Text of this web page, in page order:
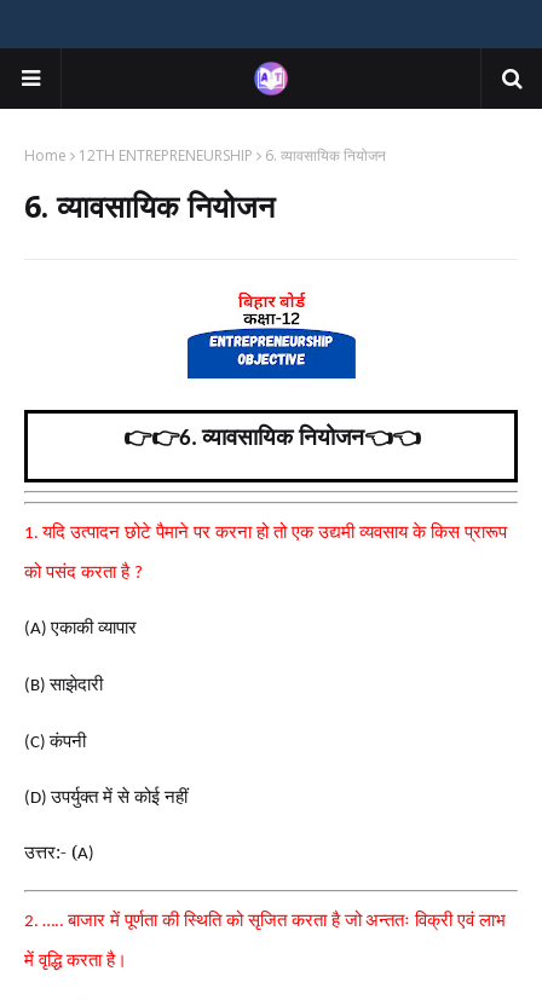
Home 12TH ENTREPRENEURSHIP 6. व्यावसायिक नियोजन
6. व्यावसायिक नियोजन
👉️👉️6.व्यावसायिक नियोजन👈️👈️
1.यदि उत्पादन छोटे पैमाने पर करना हो तो एक उद्यमी व्यवसाय के किस प्रारूप
को पसंद करता है ?
(A)एकाकी व्यापार
(B)साझेदारी
(C)कंपनी
(D)उपर्युक्त में से कोई नहीं
उत्तर:- (A)
2. …..बाजार में पूर्णता की स्थिति को सृजित करता है जोअन्ततः विक्री एवं लाभ
में वृद्धि करता है।